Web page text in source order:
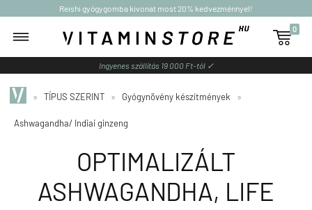
Reishi gyógygomba kivonat most 20% kedvezménnyel!

0
Ingyenes szállítás 19 000 Ft-tól ✓
» TÍPUS SZERINT » Gyógynövény készítmények »
Ashwagandha/ Indiai ginzeng
OPTIMALIZÁLT
ASHWAGANDHA, LIFE